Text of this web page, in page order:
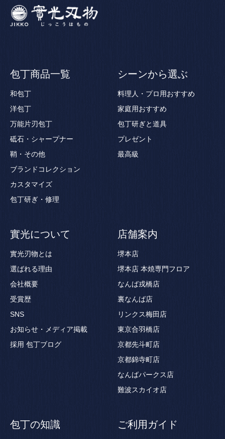
包丁商品一覧
和包丁
洋包丁
万能片刃包丁
砥石・シャープナー
鞘・その他
ブランドコレクション
カスタマイズ
包丁研ぎ・修理
シーンから選ぶ
料理人・プロ用おすすめ
家庭用おすすめ
包丁研ぎと道具
プレゼント
最高級
實光について
實光刃物とは
選ばれる理由
会社概要
受賞歴
SNS
お知らせ・メディア掲載
採用 包丁ブログ
店舗案内
堺本店
堺本店 本焼専門フロア
なんば戎橋店
裏なんば店
リンクス梅田店
東京合羽橋店
京都先斗町店
京都錦寺町店
なんばパークス店
難波スカイオ店
包丁の知識 ご利用ガイド